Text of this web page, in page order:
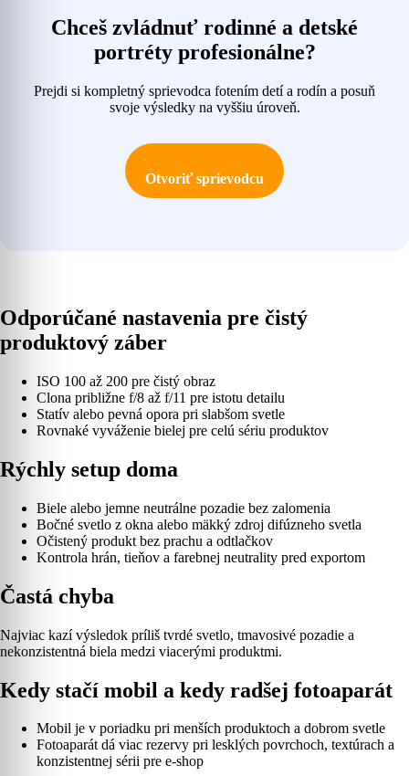
Chceš zvládnuť rodinné a detské
portréty profesionálne?
Prejdi si kompletný sprievodca fotením detí a rodín a posuň
svoje výsledky na vyššiu úroveň.
Otvoriť sprievodcu
Odporúčané nastavenia pre čistý
produktový záber
ISO 100 až 200 pre čistý obraz
Clona približne f/8 až f/11 pre istotu detailu
Statív alebo pevná opora pri slabšom svetle
Rovnaké vyváženie bielej pre celú sériu produktov
Rýchly setup doma
Biele alebo jemne neutrálne pozadie bez zalomenia
Bočné svetlo z okna alebo mäkký zdroj difúzneho svetla
Očistený produkt bez prachu a odtlačkov
Kontrola hrán, tieňov a farebnej neutrality pred exportom
Častá chyba
Najviac kazí výsledok príliš tvrdé svetlo, tmavosivé pozadie a
nekonzistentná biela medzi viacerými produktmi.
Kedy stačí mobil a kedy radšej fotoaparát
Mobil je v poriadku pri menších produktoch a dobrom svetle
Fotoaparát dá viac rezervy pri lesklých povrchoch, textúrach a
konzistentnej sérii pre e-shop